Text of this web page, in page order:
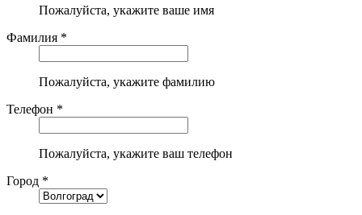
Пожалуйста, укажите ваше имя
Фамилия *
Пожалуйста, укажите фамилию
Телефон *
Пожалуйста, укажите ваш телефон
Город *